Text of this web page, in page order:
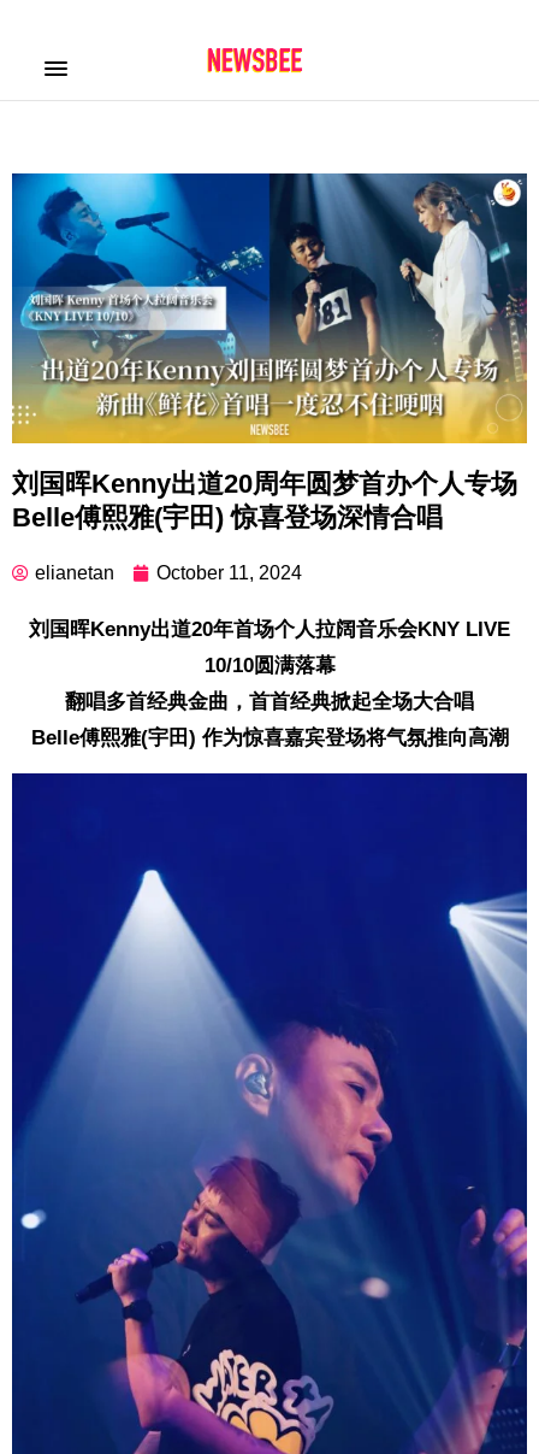
刘国晖Kenny出道20周年圆梦首办个人专场
Belle傅熙雅(宇田) 惊喜登场深情合唱
elianetan October 11, 2024
刘国晖Kenny出道20年首场个人拉阔音乐会KNY LIVE
10/10圆满落幕
翻唱多首经典金曲，首首经典掀起全场大合唱
Belle傅熙雅(宇田) 作为惊喜嘉宾登场将气氛推向高潮